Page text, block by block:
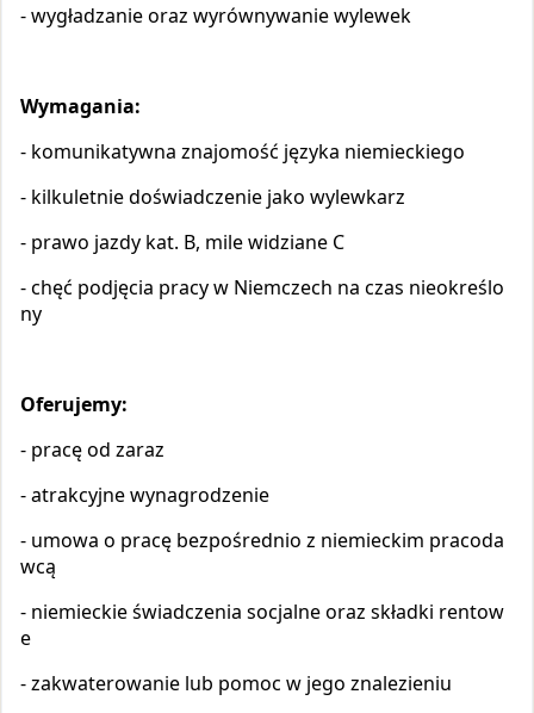
- wygładzanie oraz wyrównywanie wylewek
Wymagania:
- komunikatywna znajomość języka niemieckiego
- kilkuletnie doświadczenie jako wylewkarz
- prawo jazdy kat. B, mile widziane C
- chęć podjęcia pracy w Niemczech na czas nieokreślo
ny
Oferujemy:
- pracę od zaraz
- atrakcyjne wynagrodzenie
- umowa o pracę bezpośrednio z niemieckim pracoda
wcą
- niemieckie świadczenia socjalne oraz składki rentow
e
- zakwaterowanie lub pomoc w jego znalezieniu